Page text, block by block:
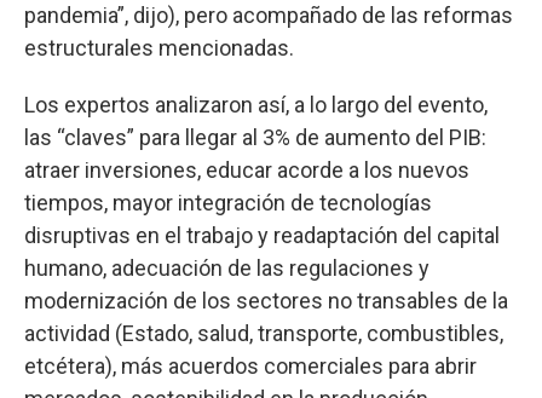
pandemia”, dijo), pero acompañado de las reformas
estructurales mencionadas.
Los expertos analizaron así, a lo largo del evento,
las “claves” para llegar al 3% de aumento del PIB:
atraer inversiones, educar acorde a los nuevos
tiempos, mayor integración de tecnologías
disruptivas en el trabajo y readaptación del capital
humano, adecuación de las regulaciones y
modernización de los sectores no transables de la
actividad (Estado, salud, transporte, combustibles,
etcétera), más acuerdos comerciales para abrir